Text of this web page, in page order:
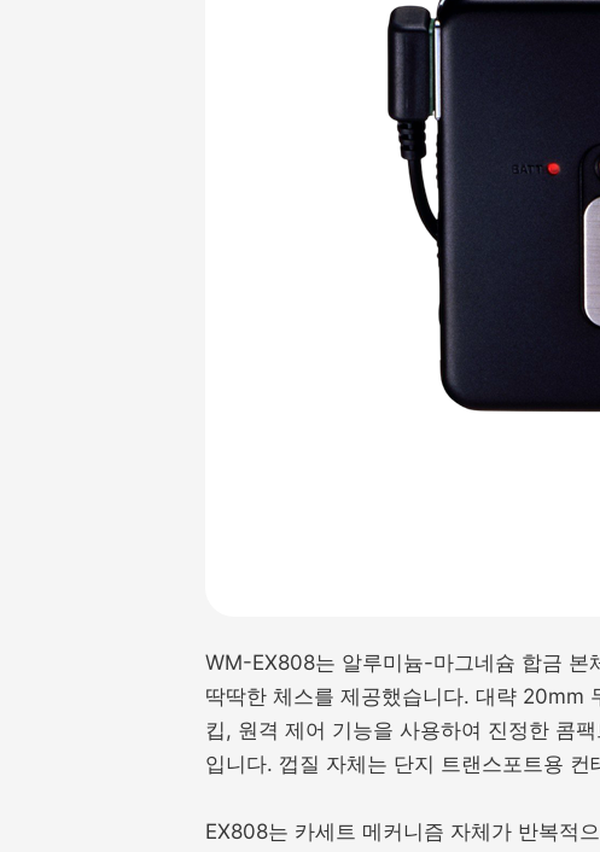
WM-EX808는 알루미늄-마그네슘 합금 본
딱딱한 체스를 제공했습니다. 대략 20mm
킵, 원격 제어 기능을 사용하여 진정한 콤
입니다. 껍질 자체는 단지 트랜스포트용
EX808는 카세트 메커니즘 자체가 반복적